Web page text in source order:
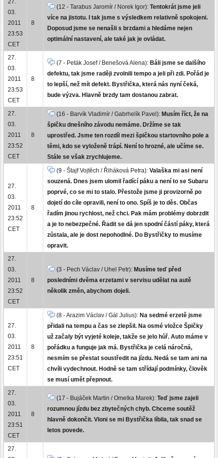
27.
03.
2011
23:53
CET
8
(12 - Tarabus Jaromír / Norek Igor): Tentokrát jsme jeli
více na jistotu. I tak jsme s výsledkem relativně spokojeni.
Doposud jsme se nenašli s brzdami a hledáme nejen
optimální nastavení, ale také jak je ovládat.
27.
03.
2011
23:53
CET
8
(7 - Peták Josef / Benešová Alena): Báli jsme se dalšího
defektu, tak jsme raději zvolnili tempo a jeli při zdi. Pořád je
to lepší, než mít defekt. Bystřička, která nás nyní čeká,
bude výzva. Hlavně brzdy tam dostanou zabrat.
27.
03.
2011
23:52
CET
8
(16 - Barvík Vladimír / Gabrhelík Pavel): Musím říct, že na
špičku dnešního závodu nemáme. Držíme se tak
uprostřed. Jsme ten rozdíl mezi špičkou startovního pole a
těmi, kdo se vyloženě trápí. Není to hrozné, ale učíme se.
Stále se však zrychlujeme.
27.
03.
2011
23:52
CET
8
(9 - Štajf Vojtěch / Řiháková Petra): Valaška mi asi není
souzená. Dnes jsem ulomil řadící páku a není to se Subaru
poprvé, co se mi to stalo. Přestože jsme ji provizorně po
dojetí do cíle opravili, není to ono. Spíš je to děs. Občas
řadím jinou rychlost, než chci. Pak mám problémy dobrzdit
a je to nebezpečné. Řadit se dá jen spodní částí páky, která
zůstala, ale je dost nepohodlné. Do Bystřičky to musíme
opravit.
27.
03.
2011
23:52
CET
8
(3 - Pech Václav / Uhel Petr): Musíme teď před
posledními dvěma erzetami v servisu udělat na autě
několik změn, abychom dojeli.
27.
03.
2011
23:51
CET
8
(8 - Arazim Václav / Gál Julius): Na sedmé erzetě jsme
přidali na tempu a čas se zlepšil. Na osmé vložce Špičky
už začaly být vyjeté koleje, takže se jelo hůř. Auto máme v
pořádku a funguje jak má. Bystřička je celá náročná,
nesmím se přestat soustředit na jízdu. Nedá se tam ani na
chvíli vydechnout. Hodně se tam střídají podmínky, člověk
se musí umět přepnout.
27.
03.
2011
23:51
CET
8
(17 - Bujáček Martin / Omelka Marek): Teď jsme zajeli
rozumnou jízdu bez zbytečných chyb. Chceme soutěž
hlavně dokončit. Vloni se mi Bystřička líbila, tak snad se
letos povede.
27.